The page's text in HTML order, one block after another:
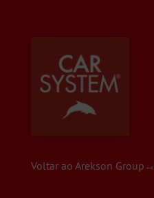
Voltar ao Arekson Group→